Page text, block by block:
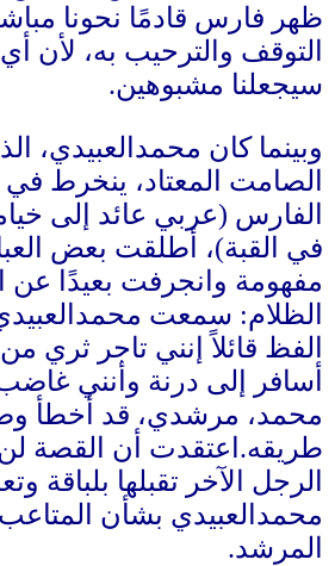
ظهر فارس قادمًا نحونا
التوقف والترحيب به، لأن
سيجعلنا مشبوهين.
وبينما كان محمدالعبيدي،
الصامت المعتاد، ينخرط
الفارس (عربي عائد إلى
في القبة)، أطلقت بعض
مفهومة وانجرفت بعيدًا عن
الظلام: سمعت
الفظ قائلاً إنني تاجر ثري
أسافر إلى درنة وأنني
محمد، مرشدي، قد أخطأ
طريقه. اعتقدت أن القصة
الرجل الآخر تقبلها بلباقة
محمدالعبيدي بشأن المتاعب
المرشد.